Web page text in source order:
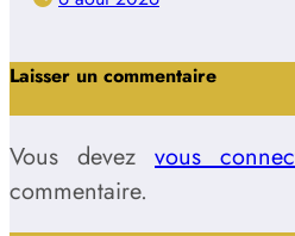
Laisser un commentaire
Vous devez vous
commentaire.